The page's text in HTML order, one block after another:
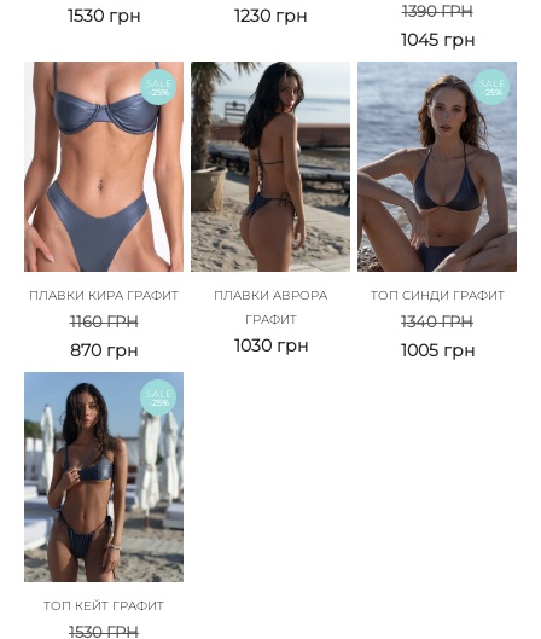
1530 грн 1230 грн 1390ГРН
1045 грн
SALE
-25%
ПЛАВКИ КИРА ГРАФИТ
1160ГРН
870 грн
ПЛАВКИ АВРОРА
ГРАФИТ
1030 грн
SALE
-25%
ТОП СИНДИ ГРАФИТ
1340ГРН
1005 грн
SALE
-25%
ТОП КЕЙТ ГРАФИТ
1530ГРН